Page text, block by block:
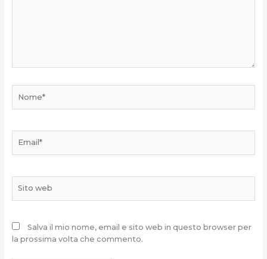
web
Salva il mio nome, email e sito web in questo browser per
la prossima volta che commento.